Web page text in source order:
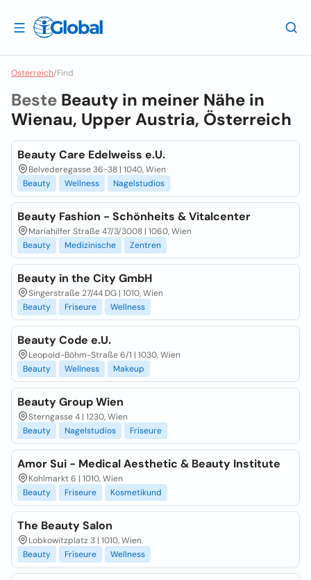
Osterreich/Find
Beste Beauty in meiner Nähe in
Wienau, Upper Austria, Österreich
Beauty Care Edelweiss e.U.
Belvederegasse 36-38 | 1040, Wien
Beauty
Wellness Nagelstudios
Beauty Fashion - Schönheits & Vitalcenter
Mariahilfer Straße 47/3/3008 | 1060, Wien
Beauty
Medizinische Zentren
Beauty in the City GmbH
Singerstraße 27/44 DG | 1010, Wien
Beauty
Friseure Wellness
Beauty Code e.U.
Leopold-Böhm-Straße 6/1 | 1030, Wien
Beauty
Wellness Makeup
Beauty Group Wien
Sterngasse 4 | 1230, Wien
Beauty
Nagelstudios Friseure
Amor Sui - Medical Aesthetic & Beauty Institute
Kohlmarkt 6 | 1010, Wien
Beauty
Friseure Kosmetikund
The Beauty Salon
Lobkowitzplatz 3 | 1010, Wien
Beauty
Friseure Wellness